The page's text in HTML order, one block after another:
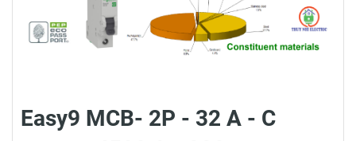
Easy9 MCB- 2P - 32 A - C